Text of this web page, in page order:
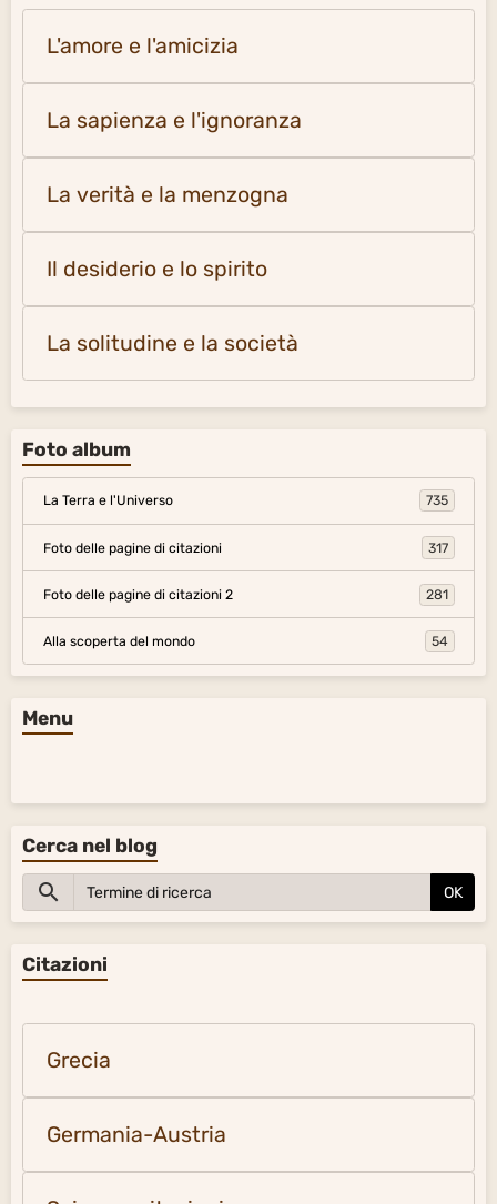
L'amore e l'amicizia
La sapienza e l'ignoranza
La verità e la menzogna
Il desiderio e lo spirito
La solitudine e la società
Foto album
La Terra e l'Universo 735
Foto delle pagine di citazioni 317
Foto delle pagine di citazioni 2 281
Alla scoperta del mondo 54
Menu
Cerca nel blog
OK
Citazioni
Grecia
Germania-Austria